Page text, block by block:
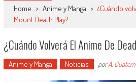
Home > Anime y Manga > ¿Cuándo
Mount Death Play?
¿Cuándo Volverá El Anime De
Anime y Manga Noticias porA.